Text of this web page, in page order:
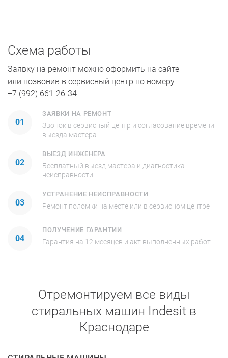
Схема работы
Заявку на ремонт можно оформить на сайте
или позвонив в сервисный центр по номеру
+7 (992) 661-26-34
01
ЗАЯВКИ НА РЕМОНТ
Звонок в сервисный центр и согласование времени
выезда мастера
02
ВЫЕЗД ИНЖЕНЕРА
Бесплатный выезд мастера и диагностика
неисправности
03
УСТРАНЕНИЕ НЕИСПРАВНОСТИ
Ремонт поломки на месте или в сервисном центре
04
ПОЛУЧЕНИЕ ГАРАНТИИ
Гарантия на 12 месяцев и акт выполненных работ
Отремонтируем все виды
стиральных машин Indesit в
Краснодаре